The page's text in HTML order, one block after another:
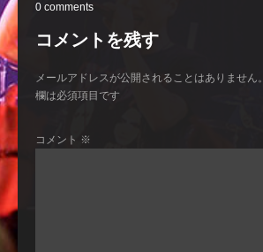
0 comments
コメントを残す
メールアドレスが公開されることはありません。
欄は必須項目です
コメント ※